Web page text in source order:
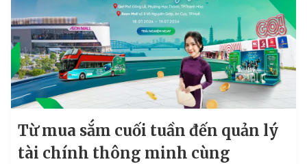
Từ mua sắm cuối tuần đến quản lý
tài chính thông minh cùng